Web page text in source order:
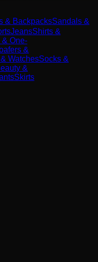
& BackpacksSandals &
JeansShirts &
& One-
&
WatchesSocks &
&
Skirts